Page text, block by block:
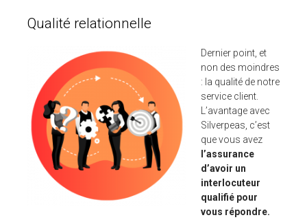
Qualité relationnelle
Dernier point, et
non des moindres
: la qualité de notre
service client.
L’avantage avec
Silverpeas, c’est
que vous avez
l’assurance
d’avoir un
interlocuteur
qualifié pour
vous répondre.